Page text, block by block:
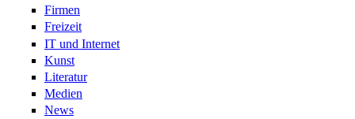
Firmen
Freizeit
IT und Internet
Kunst
Literatur
Medien
News